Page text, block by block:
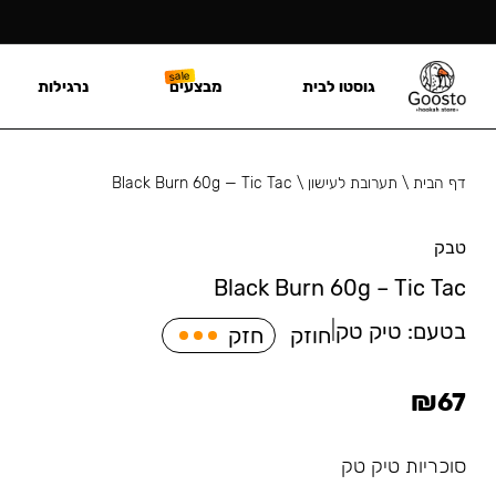
דף הבית\ תערובת לעישון \
Black Burn 60g — Tic Tac
טבק
Black Burn 60g – Tic Tac
בטעם: טיק טק חוזק חזק
₪67
סוכריות טיק טק
גוסטו לבית מבצעים נרגילות